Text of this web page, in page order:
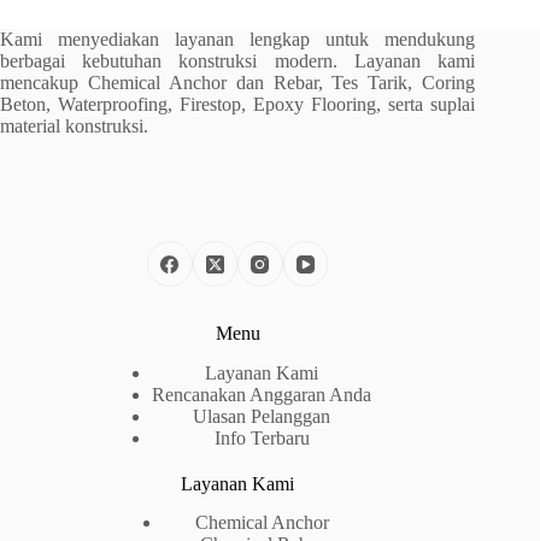
Kami menyediakan layanan lengkap untuk mendukung
berbagai kebutuhan konstruksi modern. Layanan kami
mencakup Chemical Anchor dan Rebar, Tes Tarik, Coring
Beton, Waterproofing, Firestop, Epoxy Flooring, serta suplai
material konstruksi.
Menu
Layanan Kami
Rencanakan Anggaran Anda
Ulasan Pelanggan
Info Terbaru
Layanan Kami
Chemical Anchor